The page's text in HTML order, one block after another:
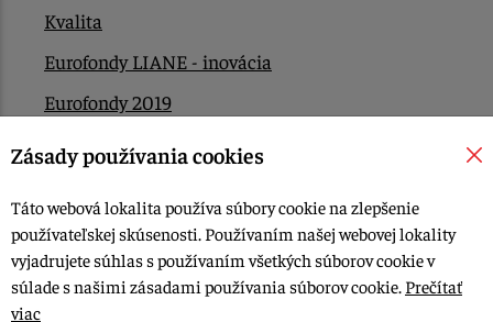
Kvalita
Eurofondy LIANE - inovácia
Eurofondy 2019
Eurofondy 2022/2023
Kontakt
© 2015-2026, LIANA GOLIAŠ s.r.o. všetky práva vyhradené.
Zásady používania cookies
Táto webová lokalita používa súbory cookie na zlepšenie
používateľskej skúsenosti. Používaním našej webovej lokality
vyjadrujete súhlas s používaním všetkých súborov cookie v
súlade s našimi zásadami používania súborov cookie. Prečítať
viac